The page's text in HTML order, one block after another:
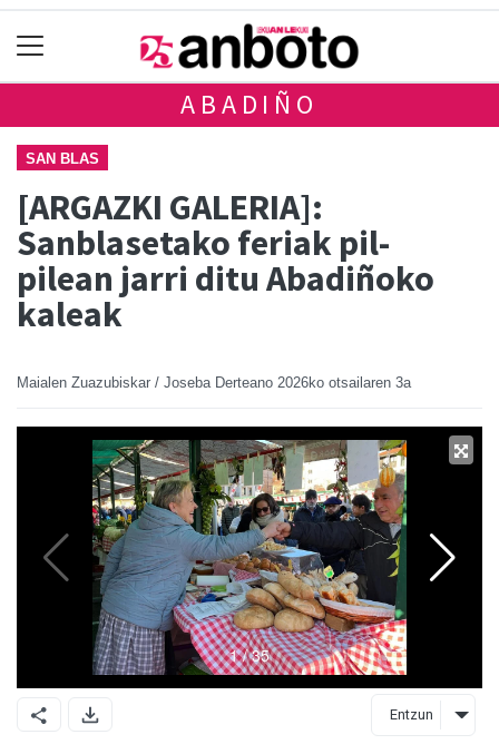
ABADIÑO
SAN BLAS
[ARGAZKI GALERIA]:
Sanblasetako feriak pil-
pilean jarri ditu Abadiñoko
kaleak
Maialen Zuazubiskar / Joseba Derteano 2026ko otsailaren 3a
Entzun